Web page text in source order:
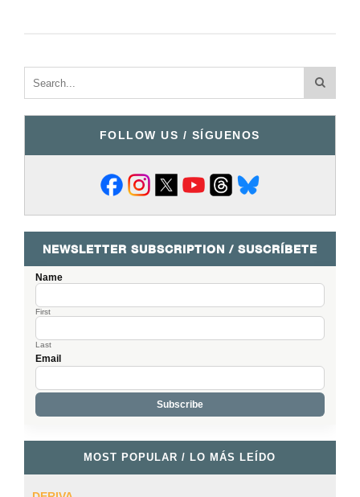
FOLLOW US / SÍGUENOS
NEWSLETTER SUBSCRIPTION / SUSCRÍBETE
Name
First
Last
Email
MOST POPULAR / LO MÁS LEÍDO